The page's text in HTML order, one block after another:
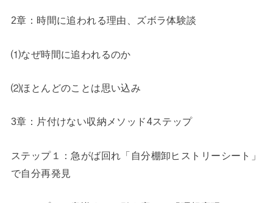
2章：時間に追われる理由、ズボラ体験談
⑴なぜ時間に追われるのか
⑵ほとんどのことは思い込み
3章：片付けない収納メソッド4ステップ
ステップ１：急がば回れ「自分棚卸ヒストリーシート」
で自分再発見